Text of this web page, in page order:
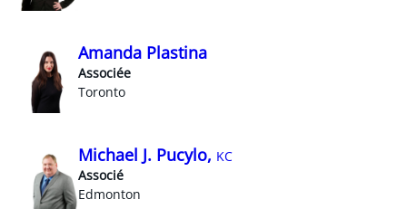
Amanda Plastina
Associée
Toronto
Michael J. Pucylo, KC
Associé
Edmonton